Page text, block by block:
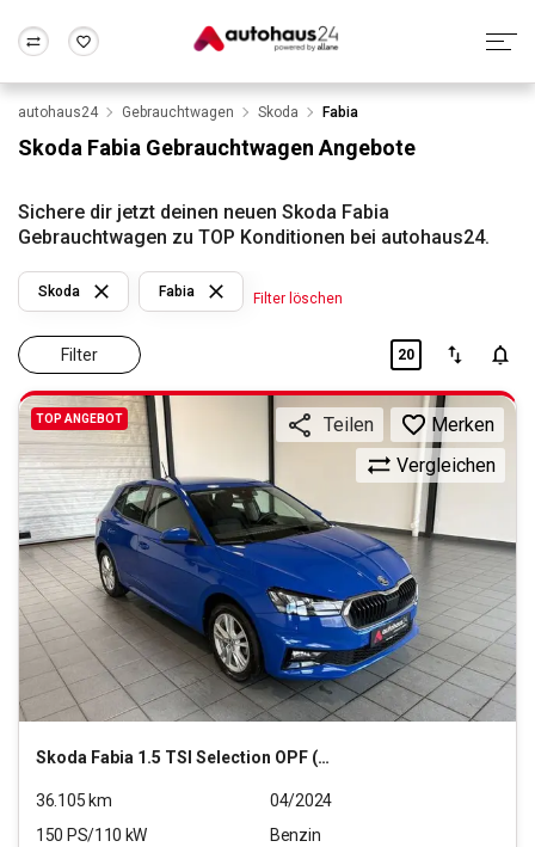
Wir bewerten dein Auto
Alle Fragen & Antworten
Rund um die Inzahlungnahme
Frankfurt Wuppertal
autohaus24 Gebrauchtwagen Skoda Fabia
Skoda Fabia Gebrauchtwagen Angebote
Sichere dir jetzt deinen neuen Skoda Fabia
Gebrauchtwagen zu TOP Konditionen bei autohaus24.
Filter
Skoda Fabia Filter löschen
20
TOP ANGEBOT
Skoda Fabia 1.5 TSI Selection OPF (EURO 6e)
Vergleichen
Teilen Merken
36.105 km
04/2024
150 PS/110 kW
Benzin